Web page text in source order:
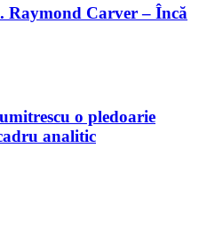
Carver – Încă
o pledoarie
analitic